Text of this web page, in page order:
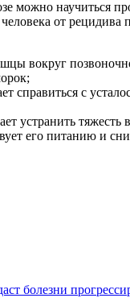
научиться
от
вокруг
справиться с
устранить
его питанию и
болезни